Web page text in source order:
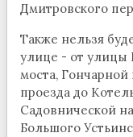
Дмитровского
Также нельзя
улице - от улицы
моста,
проезда до
Садовнической
Большого